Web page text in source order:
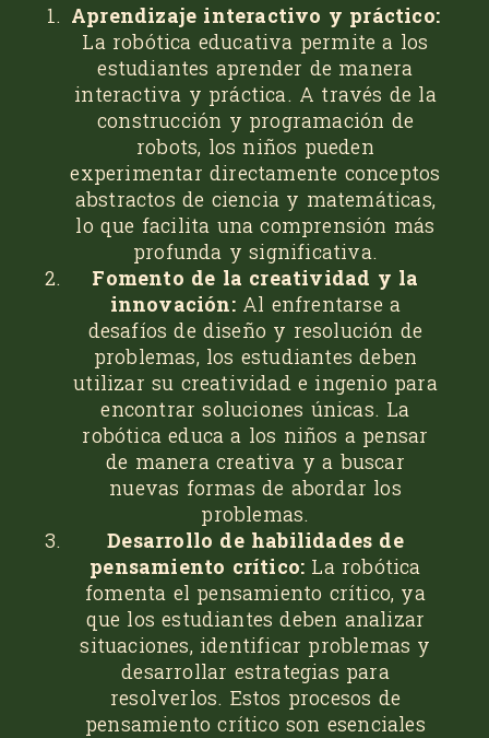
Aprendizaje interactivo y práctico:
La robótica educativa permite a los
estudiantes aprender de manera
interactiva y práctica. A través de la
construcción y programación de
robots, los niños pueden
experimentar directamente conceptos
abstractos de ciencia y matemáticas,
lo que facilita una comprensión más
profunda y significativa.
Fomento de la creatividad y la
innovación:Al enfrentarse a
desafíos de diseño y resolución de
problemas, los estudiantes deben
utilizar su creatividad e ingenio para
encontrar soluciones únicas. La
robótica educa a los niños a pensar
de manera creativa y a buscar
nuevas formas de abordar los
problemas.
Desarrollo de habilidades de
pensamiento crítico: La robótica
fomenta el pensamiento crítico, ya
que los estudiantes deben analizar
situaciones, identificar problemas y
desarrollar estrategias para
resolverlos. Estos procesos de
pensamiento crítico son esenciales